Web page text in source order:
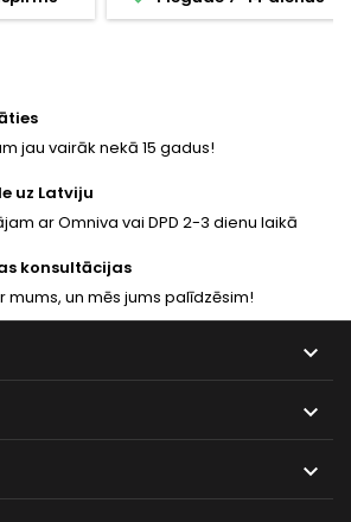
tērauda cilindra magazīns,
jau vairāk nekā 15 gadus!
uz Latviju
ar Omniva vai DPD 2-3 dienu laikā
konsultācijas
mums, un mēs jums palīdzēsim!


